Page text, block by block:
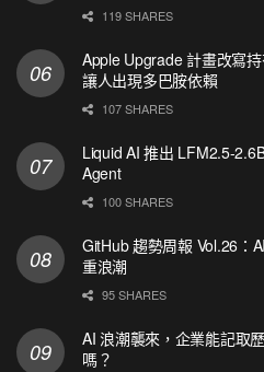
119 SHARES
Apple Upgrade 計畫改寫
讓人出現多巴胺依賴
107 SHARES
Liquid AI 推出 LFM2.5-
Agent
100 SHARES
GitHub 趨勢周報 Vol.26：
重浪潮
95 SHARES
AI 浪潮襲來，企業能記取
嗎？